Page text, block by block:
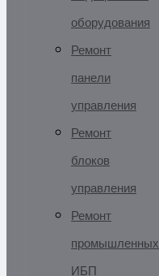
оборудования
Ремонт
панели
управления
Ремонт
блоков
управления
Ремонт
промышленных
ИБП